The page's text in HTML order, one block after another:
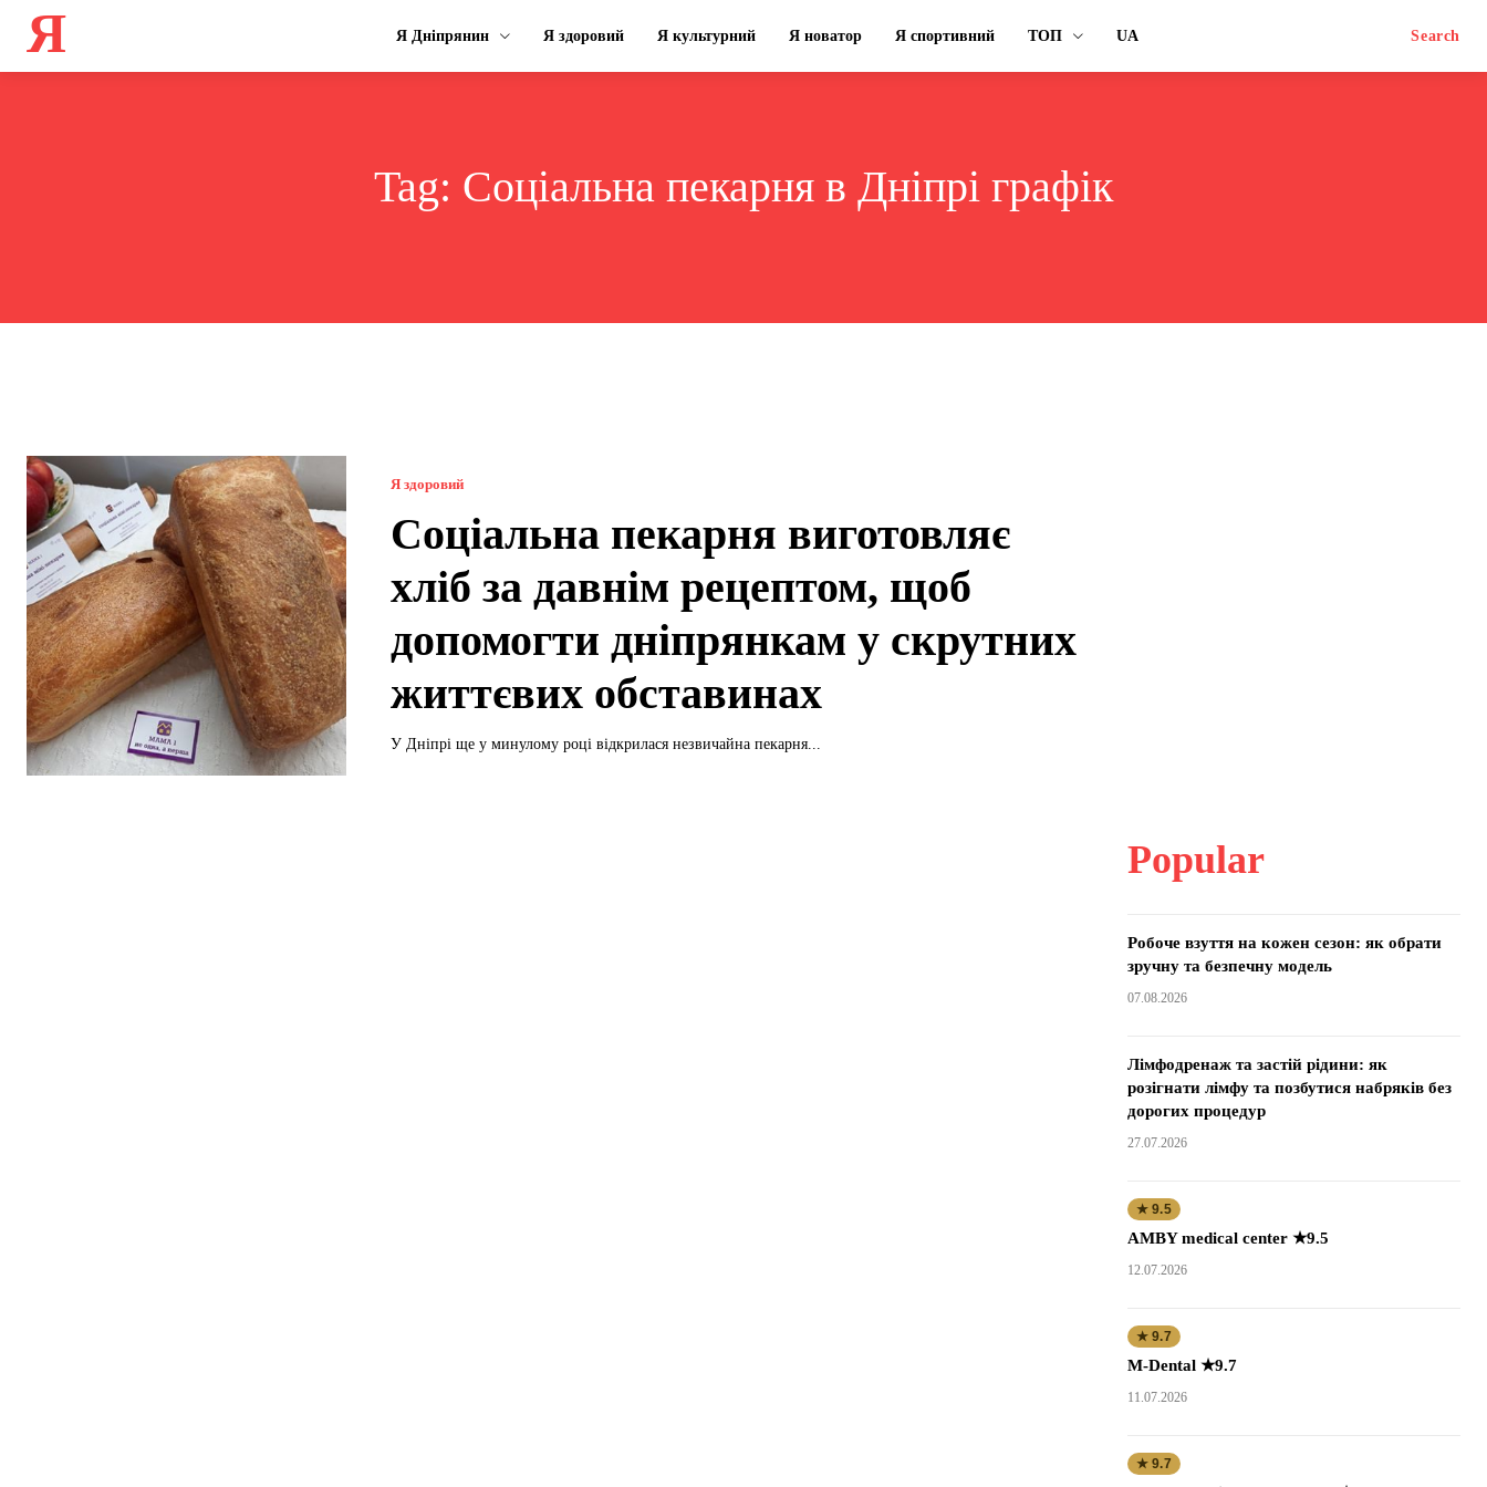
Я Я Дніпрянин Я здоровий Я культурний Я новатор Я спортивний ТОП UA Search
Tag: Соціальна пекарня в Дніпрі графік
Я здоровий
Соціальна пекарня виготовляє
хліб за давнім рецептом, щоб
допомогти дніпрянкам у скрутних
життєвих обставинах
У Дніпрі ще у минулому році відкрилася незвичайна пекарня...
Popular
Робоче взуття на кожен сезон: як обрати
зручну та безпечну модель
07.08.2026
Лімфодренаж та застій рідини: як
розігнати лімфу та позбутися набряків без
дорогих процедур
27.07.2026
★ 9.5
AMBY medical center ★9.5
12.07.2026
★ 9.7
M-Dental ★9.7
11.07.2026
★ 9.7